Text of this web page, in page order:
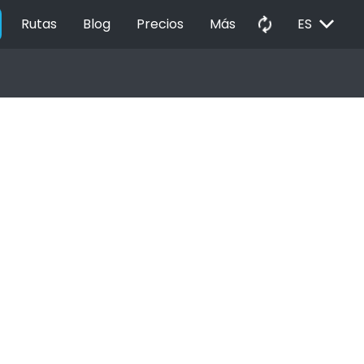
Rutas Blog Precios Más autorenew ES EXPAND_MORE